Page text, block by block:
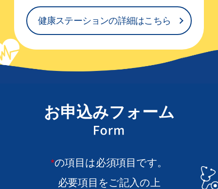
健康ステーションの詳細はこちら
お申込みフォーム
*の項目は必須項目です。
必要項目をご記入の上